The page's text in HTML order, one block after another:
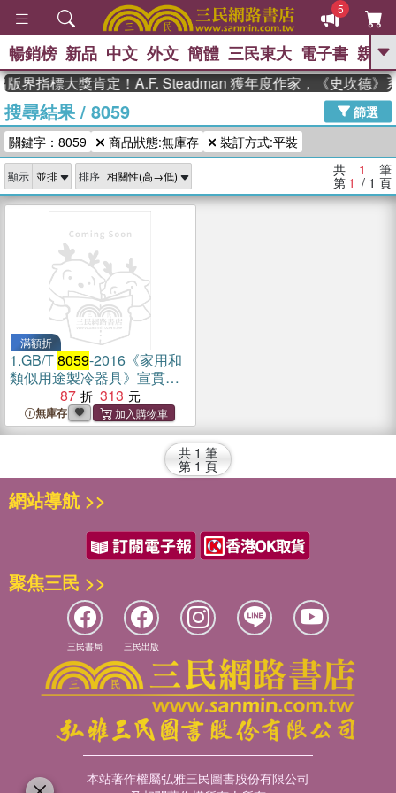
5
GO
高希均教授回憶錄
、 The Odyssey 、 父親節 、 如果歷
史是一群喵 、 暑期推薦
獎 臺灣漫遊錄 、 方念華 、 台灣的李
登輝時代
數學女孩：黎曼猜想 、
偉大的迷走神經
暢銷榜 新品 中文 外文 簡體 三民東大 電子書 親子
界指標大獎肯定！A.F. Steadman 獲年度作家，《史坎德》
搜尋結果/ 8059
篩選
關鍵字：8059
商品狀態:無庫存 裝訂方式:平裝
顯示 排序 共 1 筆
第 1 / 1 頁
滿額折
1.GB/T8059-2016《家用和
類似用途製冷器具》宣貫教
材（簡體書）
87 313
無庫存
共 1 筆
第 1 頁
網站導航 >>
聚焦三民 >>
三民書局 三民出版
本站著作權屬弘雅三民圖書股份有限公司